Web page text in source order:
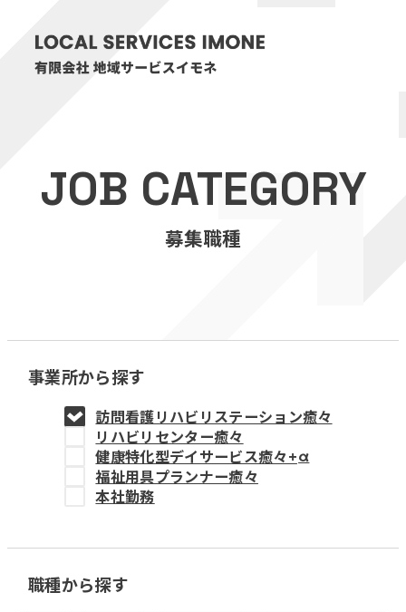
医療・介護事業
訪問看護リハビリステーション癒々
福祉用具プランナー癒々
教育事業
姫路中央こども園
姫路中央保育園
採用情報
JOB CATEGORY
募集職種
事業所から探す
訪問看護リハビリステーション癒々
リハビリセンター癒々
健康特化型デイサービス癒々+α
福祉用具プランナー癒々
本社勤務
職種から探す